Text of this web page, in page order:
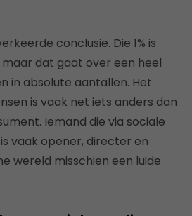
conclusie. Die 1% is
dat gaat over een heel
in absolute aantallen. Het
is vaak net iets anders dan
Iemand die via sociale
vaak opener, directer en
wereld misschien een luide